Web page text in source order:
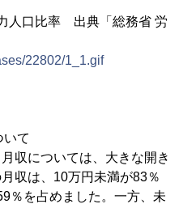
人口比率 出典「総務省 労
22802/1_1.gif
いて
収については、大きな開き
収は、10万円未満が83％
％を占めました。一方、未